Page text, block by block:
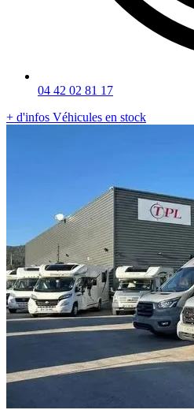
04 42 02 81 17
+ d'infos Véhicules en stock